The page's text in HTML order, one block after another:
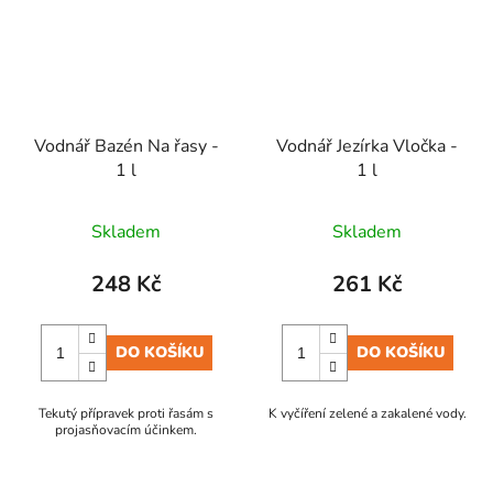
Vodnář Bazén Na řasy -
1 l
Skladem
248 Kč
DO KOŠÍKU
Tekutý přípravek proti řasám s
projasňovacím účinkem.
Vodnář Jezírka Vločka -
1 l
Skladem
261 Kč
DO KOŠÍKU
K vyčíření zelené a zakalené vody.